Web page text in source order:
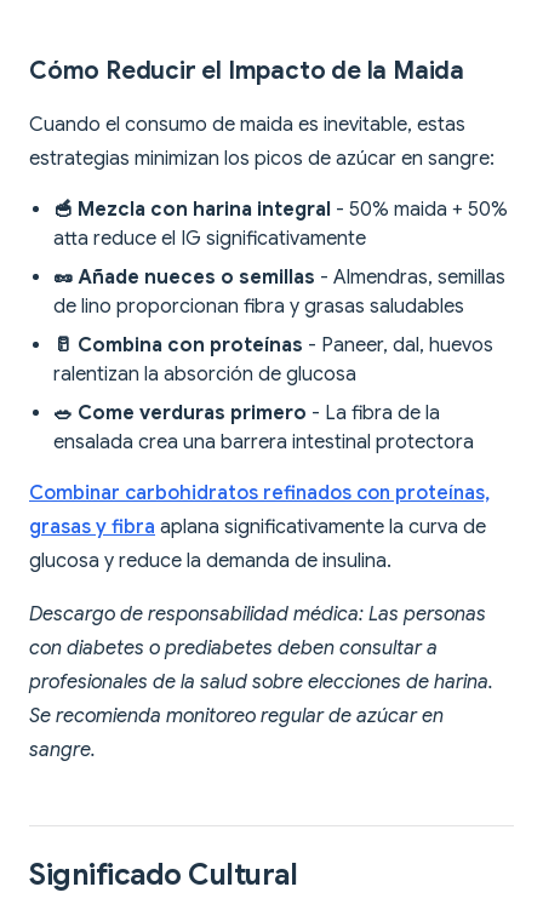
Cómo Reducir el Impacto de la Maida
Cuando el consumo de maida es inevitable, estas
estrategias minimizan los picos de azúcar en sangre:
🥣 Mezcla con harina integral - 50% maida + 50%
atta reduce el IG significativamente
🥜 Añade nueces o semillas - Almendras, semillas
de lino proporcionan fibra y grasas saludables
🥛 Combina con proteínas - Paneer, dal, huevos
ralentizan la absorción de glucosa
🥗 Come verduras primero - La fibra de la
ensalada crea una barrera intestinal protectora
Combinar carbohidratos refinados con proteínas,
grasas y fibra aplana significativamente la curva de
glucosa y reduce la demanda de insulina.
Descargo de responsabilidad médica: Las personas
con diabetes o prediabetes deben consultar a
profesionales de la salud sobre elecciones de harina.
Se recomienda monitoreo regular de azúcar en
sangre.
Significado Cultural